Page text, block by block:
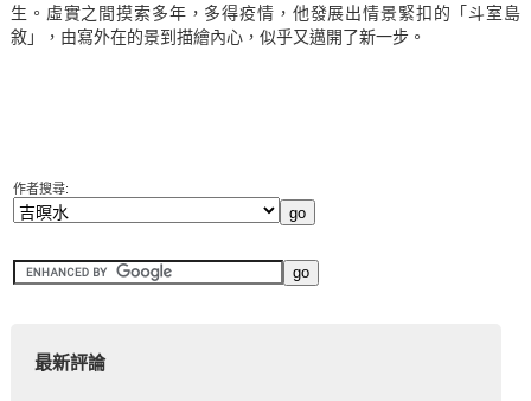
生。虛實之間摸索多年，多得疫情，他發展出情景緊扣的「斗室島
敘」，由寫外在的景到描繪內心，似乎又邁開了新一步。
作者搜尋:
最新評論